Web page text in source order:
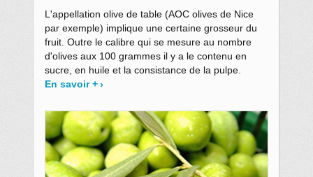
L'appellation olive de table (AOC olives de Nice
par exemple) implique une certaine grosseur du
fruit. Outre le calibre qui se mesure au nombre
d'olives aux 100 grammes il y a le contenu en
sucre, en huile et la consistance de la pulpe.
En savoir +